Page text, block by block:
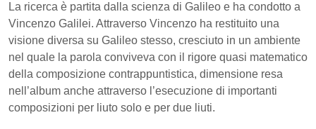
La ricerca è partita dalla scienza di Galileo e ha condotto a
Vincenzo Galilei. Attraverso Vincenzo ha restituito una
visione diversa su Galileo stesso, cresciuto in un ambiente
nel quale la parola conviveva con il rigore quasi matematico
della composizione contrappuntistica, dimensione resa
nell’album anche attraverso l’esecuzione di importanti
composizioni per liuto solo e per due liuti.